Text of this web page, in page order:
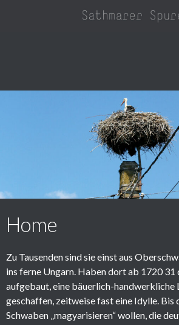
Home
Zu Tausenden sind sie einst aus
ins ferne Ungarn. Haben dort ab 1720
aufgebaut, eine bäuerlich-handwerkliche
geschaffen, zeitweise fast eine Idylle. Bis
Schwaben „magyarisieren“ wollen, die